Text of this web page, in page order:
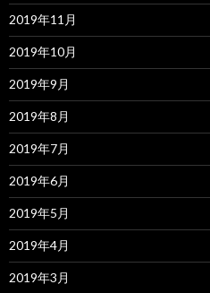
2019年11月
2019年10月
2019年9月
2019年8月
2019年7月
2019年6月
2019年5月
2019年4月
2019年3月